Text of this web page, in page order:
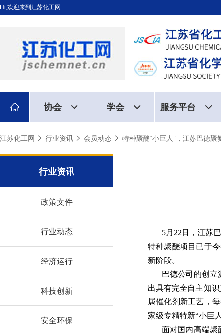
Hi,欢迎来到江苏化工网
协会 学会 服务平台
江苏化工网 行业资讯 会员动态 特种聚醚“小巨人”，江苏巴德聚
行业资讯
政策文件
行业动态
经济运行
科技创新
安全环保
5月22日，江苏
特种聚醚项目已于
新阶段。
巴德公司的创立
出具有完全自主知
属催化剂新工艺，
家级专精特新“小巨
面对国内高端聚